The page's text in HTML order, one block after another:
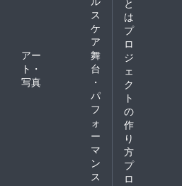
ス
ケ
ア
アー
ト・
写真
舞
台
・
パ
フ
ォ
ー
マ
ン
ス
と
は
プ
ロ
ジ
ェ
ク
ト
の
作
り
方
プ
ロ